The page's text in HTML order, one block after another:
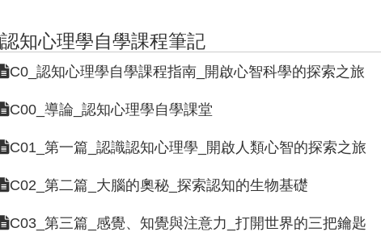
認知心理學自學課程筆記
C0_認知心理學自學課程指南_開啟心智科學的探索之旅
C00_導論_認知心理學自學課堂
C01_第一篇_認識認知心理學_開啟人類心智的探索之旅
C02_第二篇_大腦的奧秘_探索認知的生物基礎
C03_第三篇_感覺、知覺與注意力_打開世界的三把鑰匙